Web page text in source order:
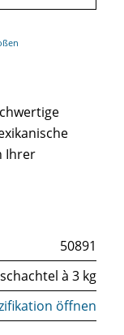
Ihrer
50891
à 3 kg
öffnen